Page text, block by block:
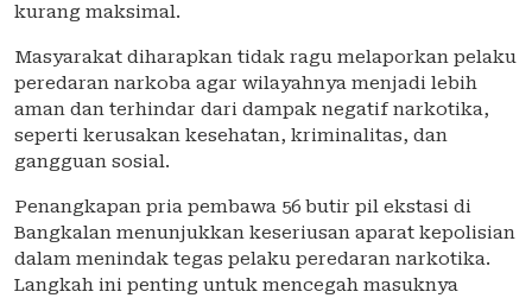
kurang maksimal.
Masyarakat diharapkan tidak ragu melaporkan pelaku
peredaran narkoba agar wilayahnya menjadi lebih
aman dan terhindar dari dampak negatif narkotika,
seperti kerusakan kesehatan, kriminalitas, dan
gangguan sosial.
Penangkapan pria pembawa 56 butir pil ekstasi di
Bangkalan menunjukkan keseriusan aparat kepolisian
dalam menindak tegas pelaku peredaran narkotika.
Langkah ini penting untuk mencegah masuknya